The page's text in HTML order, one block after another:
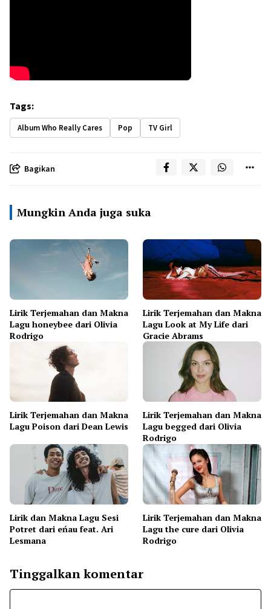
Tags:
Album Who Really Cares Pop TV Girl
Bagikan
Mungkin Anda juga suka
Lirik Terjemahan dan Makna
Lagu honeybee dari Olivia
Rodrigo
Lirik Terjemahan dan Makna
Lagu Look at My Life dari
Gracie Abrams
Lirik Terjemahan dan Makna
Lagu Poison dari Dean Lewis
Lirik Terjemahan dan Makna
Lagu begged dari Olivia
Rodrigo
Lirik dan Makna Lagu Sesi
Potret dari eńau feat. Ari
Lesmana
Lirik Terjemahan dan Makna
Lagu the cure dari Olivia
Rodrigo
Tinggalkan komentar